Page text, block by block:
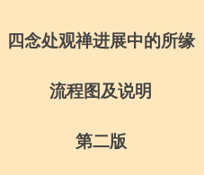
四念处观禅进展中的所缘
流程图及说明
第二版